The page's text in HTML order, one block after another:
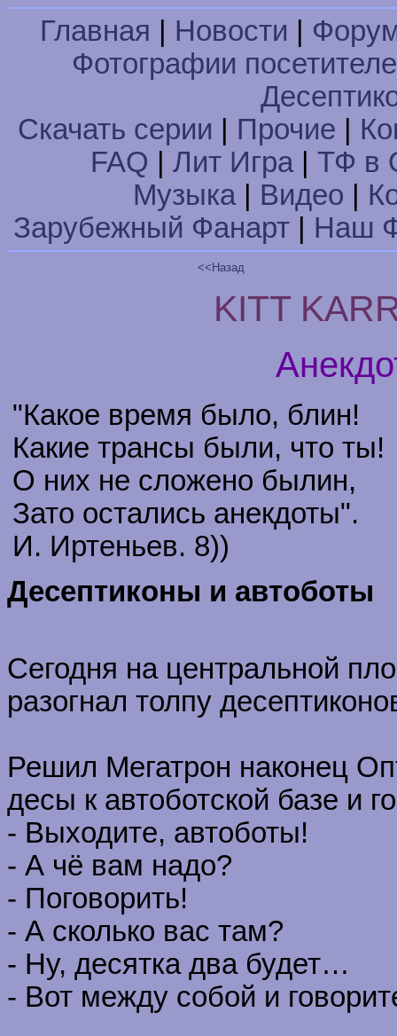
Главная Новости
Фотографии
Скачать серии
Прочие
FAQ
Лит Игра| ТФ в
Музыка| Видео
Зарубежный Фанарт
Наш
<<Назад
KITT
"Какое время было, блин!
Какие трансы были, что ты!
О них не сложено былин,
Зато остались анекдоты".
И. Иртеньев. 8))
Десептиконы и автоботы
Сегодня на центральной
разогнал толпу
Решил Мегатрон наконец
десы к автоботской базе и
- Выходите, автоботы!
- А чё вам надо?
- Поговорить!
- А сколько вас там?
- Ну, десятка два будет…
- Вот между собой и